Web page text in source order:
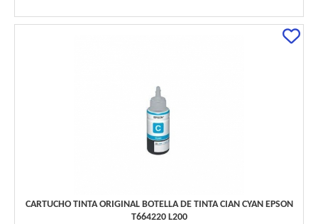
CARTUCHO TINTA ORIGINAL BOTELLA DE TINTA CIAN CYAN EPSON
T664220 L200